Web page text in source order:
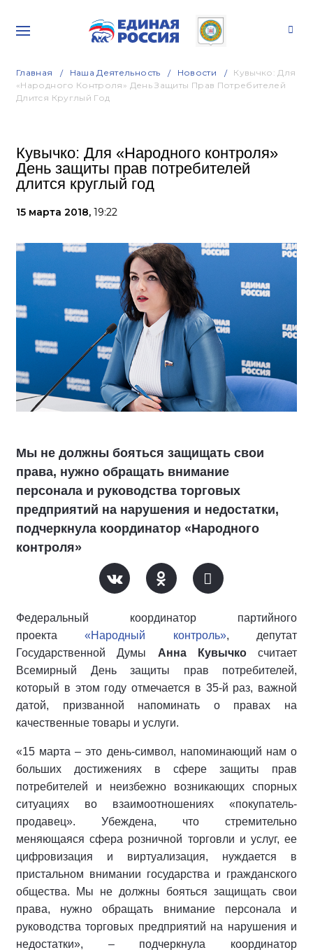
Главная Наша Деятельность Новости
Кувычко: Для
«Народного Контроля» День Защиты Прав Потребителей
Длится Круглый Год
Кувычко: Для «Народного контроля»
День защиты прав потребителей
длится круглый год
15 марта 2018, 19:22
Мы не должны бояться защищать свои
права, нужно обращать внимание
персонала и руководства торговых
предприятий на нарушения и недостатки,
подчеркнула координатор «Народного
контроля»
Федеральный координатор партийного
проекта«Народный контроль», депутат
Государственной Думы Анна Кувычкосчитает
Всемирный День защиты прав потребителей,
который в этом году отмечается в 35-й раз, важной
датой, призванной напоминать о правах на
качественные товары и услуги.
«15 марта – это день-символ, напоминающий нам о
больших достижениях в сфере защиты прав
потребителей и неизбежно возникающих спорных
ситуациях во взаимоотношениях «покупатель-
продавец». Убеждена, что стремительно
меняющаяся сфера розничной торговли и услуг, ее
цифровизация и виртуализация, нуждается в
пристальном внимании государства и гражданского
общества. Мы не должны бояться защищать свои
права, нужно обращать внимание персонала и
руководства торговых предприятий на нарушения и
недостатки», – подчеркнула координатор